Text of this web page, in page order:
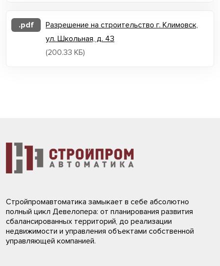
.pdf
Разрешение на строительство г. Климовск,
ул. Школьная, д. 43
(200.33 КБ)
Стройпромавтоматика замыкает в себе абсолютно
полный цикл Девелопера: от планирования развития
сбалансированных территорий, до реализации
недвижимости и управления объектами собственной
управляющей компанией.